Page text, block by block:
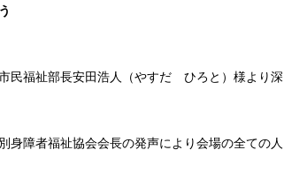
民福祉部長安田浩人（やすだ ひろと）様より深
障者福祉協会会長の発声により会場の全ての人